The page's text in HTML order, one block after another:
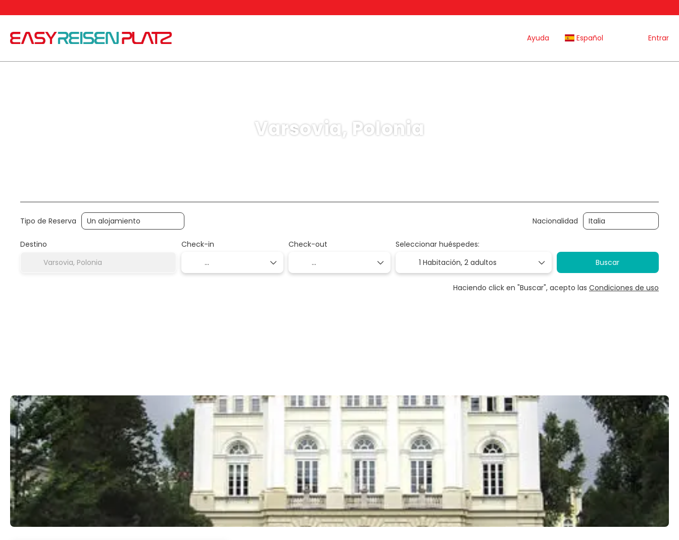
Ayuda Español Entrar
Varsovia, Polonia
Tipo de Reserva Nacionalidad
Destino Check-in Check-out
Seleccionar huéspedes:
1 Habitación,2 adultos Buscar
Haciendo click en "Buscar", acepto las Condiciones de uso